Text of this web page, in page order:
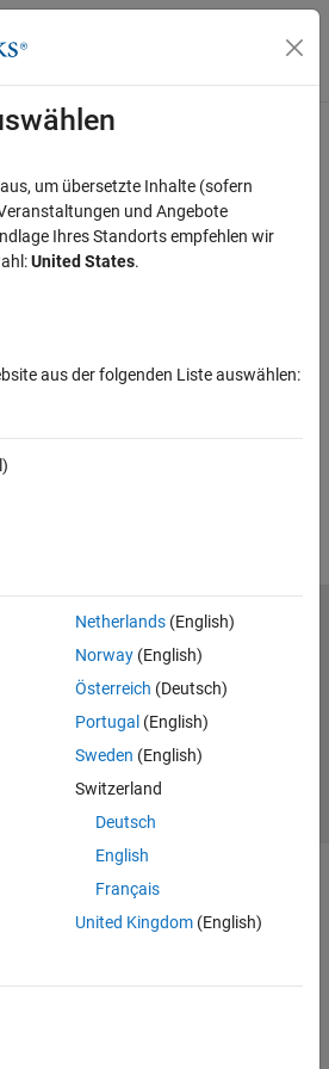
Off-Canvas-
useful was this information?
um übersetzte Inhalte (sofern
und Angebote
Ihres Standorts empfehlen wir
United States.
aus der folgenden Liste auswählen:
Netherlands(English)
Norway(English)
Österreich (Deutsch)
Portugal (English)
Sweden (English)
Switzerland
Deutsch
English
Français
United Kingdom(English)
Datenschutz-Richtlinien
Status von Anwendungen
Inc.
Website auswählen
Deutschland